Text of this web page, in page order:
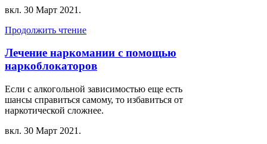
вкл. 30 Март 2021 .
Продолжить чтение
Лечение наркомании с помощью
наркоблокаторов
Если с алкогольной зависимостью еще есть
шансы справиться самому, то избавиться от
наркотической сложнее.
вкл. 30 Март 2021 .